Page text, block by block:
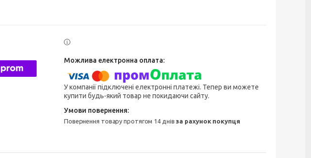
У компанії підключені електронні платежі. Тепер ви можете
купити будь-який товар не покидаючи сайту.
повернення товару протягом 14 днівза рахунок покупця